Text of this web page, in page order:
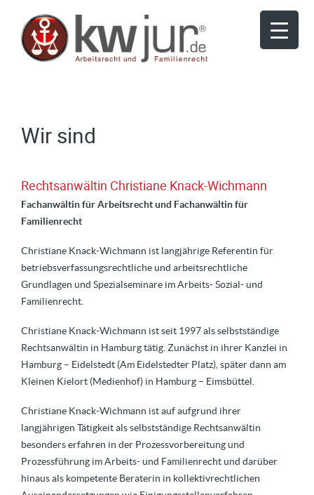
Wir sind
Rechtsanwältin Christiane Knack-Wichmann
Fachanwältin für Arbeitsrecht und Fachanwältin für
Familienrecht
Christiane Knack-Wichmann ist langjährige Referentin für
betriebsverfassungsrechtliche und arbeitsrechtliche
Grundlagen und Spezialseminare im Arbeits- Sozial- und
Familienrecht.
Christiane Knack-Wichmann ist seit 1997 als selbstständige
Rechtsanwältin in Hamburg tätig. Zunächst in ihrer Kanzlei in
Hamburg – Eidelstedt (Am Eidelstedter Platz), später dann am
Kleinen Kielort (Medienhof) in Hamburg – Eimsbüttel.
Christiane Knack-Wichmann ist auf aufgrund ihrer
langjährigen Tätigkeit als selbstständige Rechtsanwältin
besonders erfahren in der Prozessvorbereitung und
Prozessführung im Arbeits- und Familienrecht und darüber
hinaus als kompetente Beraterin in kollektivrechtlichen